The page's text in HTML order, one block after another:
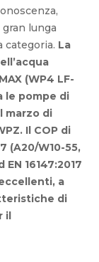
lunga
categoria. La
(WP4 LF-
le pompe di
marzo di
Il COP di
(A20/W10-55,
16147:2017
a
di
il